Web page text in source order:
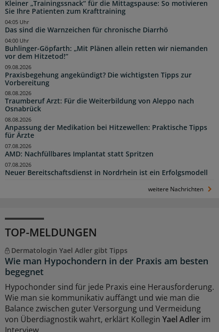
Kleiner „Trainingssnack“ für die Mittagspause: So motivieren
Sie Ihre Patienten zum Krafttraining
Das sind die Warnzeichen für chronische Diarrhö
04:05 Uhr
Buhlinger-Göpfarth: „Mit Plänen allein retten wir niemanden
vor dem Hitzetod!“
04:00 Uhr
Praxisbegehung angekündigt? Die wichtigsten Tipps zur
Vorbereitung
09.08.2026
Traumberuf Arzt: Für die Weiterbildung von Aleppo nach
Osnabrück
08.08.2026
Anpassung der Medikation bei Hitzewellen: Praktische Tipps
für Ärzte
08.08.2026
AMD: Nachfüllbares Implantat statt Spritzen
07.08.2026
Neuer Bereitschaftsdienst in Nordrhein ist ein Erfolgsmodell
07.08.2026
weitere Nachrichten
TOP-MELDUNGEN
Dermatologin Yael Adler gibt Tipps
Wie man Hypochondern in der Praxis am besten
begegnet
Hypochonder sind für jede Praxis eine Herausforderung.
Wie man sie kommunikativ auffängt und wie man die
Balance zwischen guter Versorgung und Vermeidung
von Überdiagnostik wahrt, erklärt Kollegin Yael Adler im